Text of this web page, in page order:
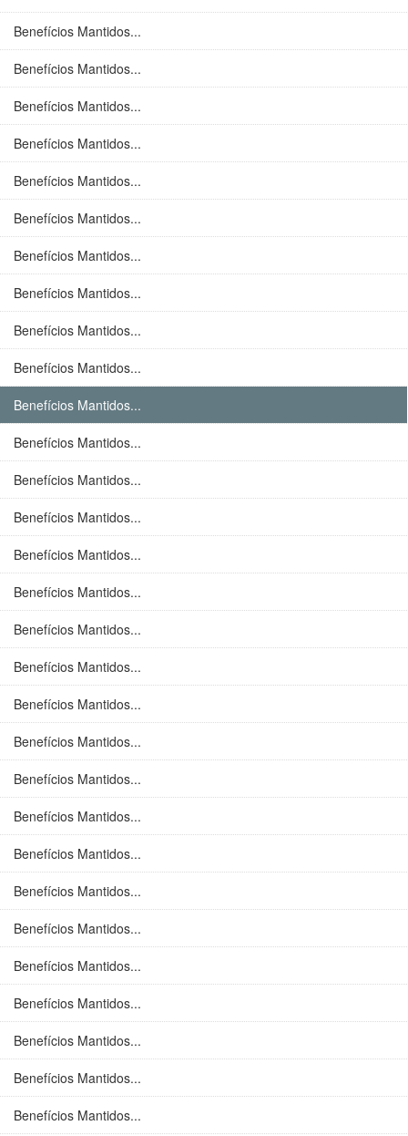
Benefícios Mantidos...
Benefícios Mantidos...
Benefícios Mantidos...
Benefícios Mantidos...
Benefícios Mantidos...
Benefícios Mantidos...
Benefícios Mantidos...
Benefícios Mantidos...
Benefícios Mantidos...
Benefícios Mantidos...
Benefícios Mantidos...
Benefícios Mantidos...
Benefícios Mantidos...
Benefícios Mantidos...
Benefícios Mantidos...
Benefícios Mantidos...
Benefícios Mantidos...
Benefícios Mantidos...
Benefícios Mantidos...
Benefícios Mantidos...
Benefícios Mantidos...
Benefícios Mantidos...
Benefícios Mantidos...
Benefícios Mantidos...
Benefícios Mantidos...
Benefícios Mantidos...
Benefícios Mantidos...
Benefícios Mantidos...
Benefícios Mantidos...
Benefícios Mantidos...